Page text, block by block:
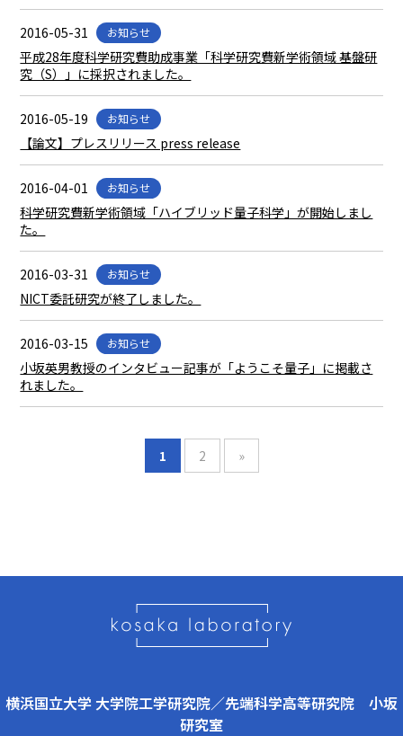
2016-05-31 お知らせ
平成28年度科学研究費助成事業「科学研究費新学術領域 基盤研
究（S）」に採択されました。
2016-05-19 お知らせ
【論文】プレスリリース press release
2016-04-01 お知らせ
科学研究費新学術領域「ハイブリッド量子科学」が開始しまし
た。
2016-03-31 お知らせ
NICT委託研究が終了しました。
2016-03-15 お知らせ
小坂英男教授のインタビュー記事が「ようこそ量子」に掲載さ
れました。
1 2 »
横浜国立大学 大学院工学研究院／先端科学高等研究院 小坂
研究室